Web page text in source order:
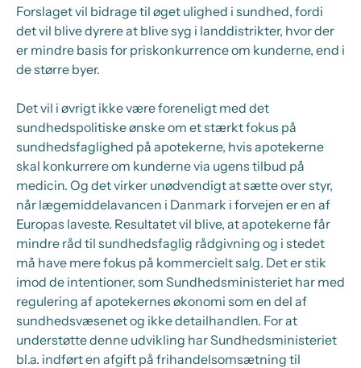
Forslaget vil bidrage til øget ulighed i sundhed, fordi
det vil blive dyrere at blive syg i landdistrikter, hvor der
er mindre basis for priskonkurrence om kunderne, end i
de større byer.
Det vil i øvrigt ikke være foreneligt med det
sundhedspolitiske ønske om et stærkt fokus på
sundhedsfaglighed på apotekerne, hvis apotekerne
skal konkurrere om kunderne via ugens tilbud på
medicin. Og det virker unødvendigt at sætte over styr,
når lægemiddelavancen i Danmark i forvejen er en af
Europas laveste. Resultatet vil blive, at apotekerne får
mindre råd til sundhedsfaglig rådgivning og i stedet
må have mere fokus på kommercielt salg. Det er stik
imod de intentioner, som Sundhedsministeriet har med
regulering af apotekernes økonomi som en del af
sundhedsvæsenet og ikke detailhandlen. For at
understøtte denne udvikling har Sundhedsministeriet
bl.a. indført en afgift på frihandelsomsætning til